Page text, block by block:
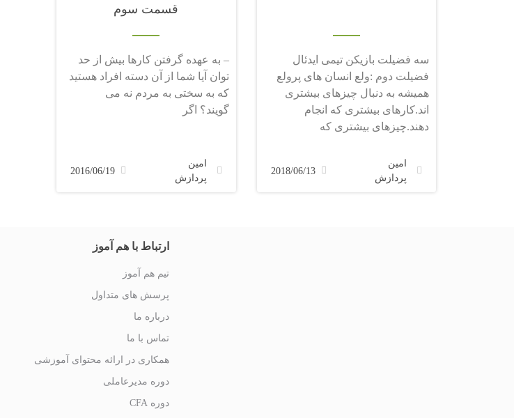
سه فضیلت بازیکن تیمی ایدئال
فضیلت دوم :ولع انسان های پرولع
همیشه به دنبال چیزهای بیشتری
اند.کارهای بیشتری که انجام
دهند.چیزهای بیشتری که
امین
پردازش
2018/06/13
قسمت سوم
– به عهده گرفتن کارها بیش از حد
توان آیا شما از آن دسته افراد هستید
که به سختی به مردم نه می
گویند؟ اگر
امین
پردازش
2016/06/19
ارتباط با هم آموز
تیم هم آموز
پرسش های متداول
درباره ما
تماس با ما
همکاری در ارائه محتوای آموزشی
دوره مدیرعاملی
دوره CFA